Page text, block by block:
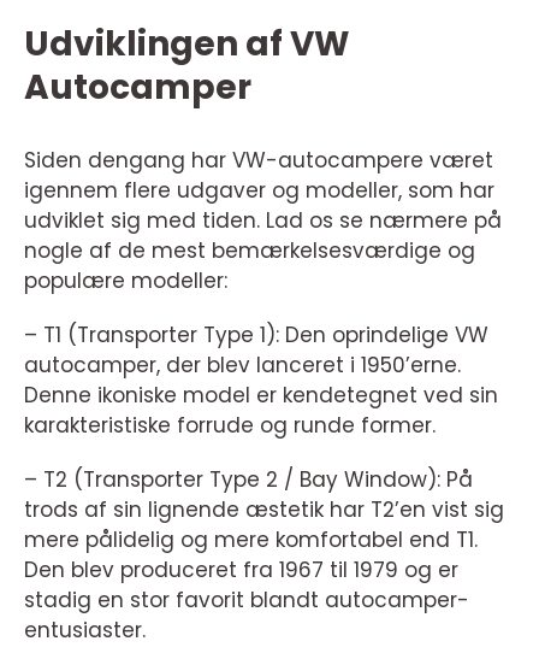
Udviklingen af VW
Autocamper
Siden dengang har VW-autocampere været
igennem flere udgaver og modeller, som har
udviklet sig med tiden. Lad os se nærmere på
nogle af de mest bemærkelsesværdige og
populære modeller:
– T1 (Transporter Type 1): Den oprindelige VW
autocamper, der blev lanceret i 1950’erne.
Denne ikoniske model er kendetegnet ved sin
karakteristiske forrude og runde former.
– T2 (Transporter Type 2 / Bay Window): På
trods af sin lignende æstetik har T2’en vist sig
mere pålidelig og mere komfortabel end T1.
Den blev produceret fra 1967 til 1979 og er
stadig en stor favorit blandt autocamper-
entusiaster.